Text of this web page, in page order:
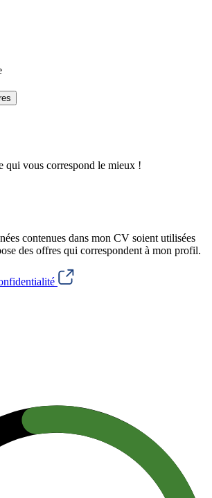
qui vous correspond le mieux !
contenues dans mon CV soient utilisées
des offres qui correspondent à mon profil.